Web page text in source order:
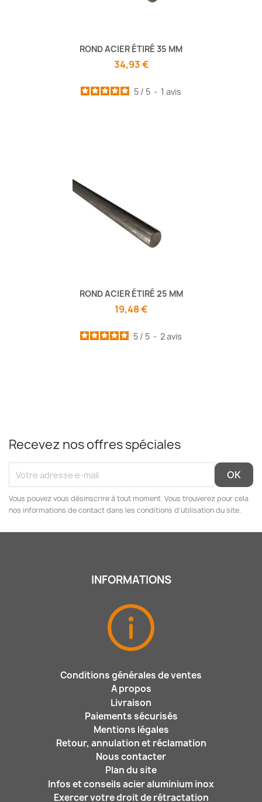
ROND ACIER ÉTIRÉ 35 MM
34,93 €
5 / 5 - 1 avis
ROND ACIER ÉTIRÉ 25 MM
19,48 €
5 / 5 - 2avis
Recevez nos offres spéciales
Vous pouvez vous désinscrire à tout moment. Vous trouverez pour cela
nos informations de contact dans les conditions d'utilisation du site.
INFORMATIONS
Conditions générales de ventes
A propos
Livraison
Paiements sécurisés
Mentions légales
Retour, annulation et réclamation
Nous contacter
Plan du site
Infos et conseils acier aluminium inox
Exercer votre droit de rétractation